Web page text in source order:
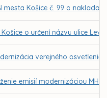
mesta Košice č. 99 o
o určení názvu ulice
verejného
emisií modernizáciou MHD“